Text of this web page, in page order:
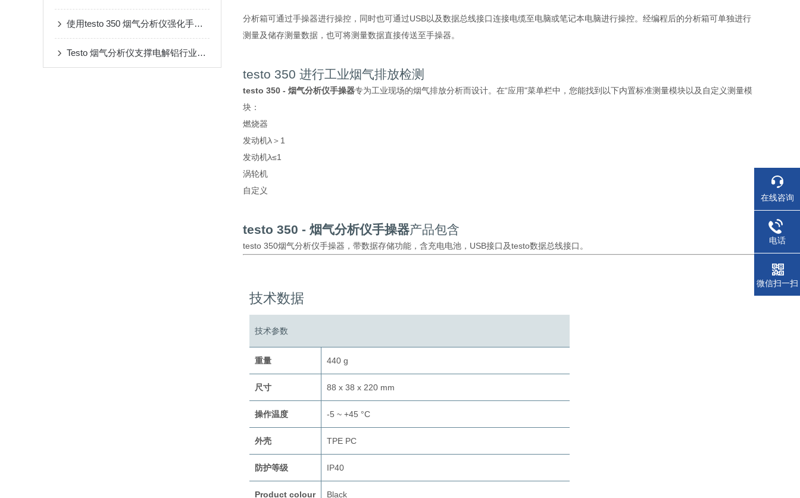
使用testo 350 烟气分析仪强化手工比对监测，保证数据真实性
Testo 烟气分析仪支撑电解铝行业减排量化、碳市场履约与工艺升级
分析箱可通过手操器进行操控，同时也可通过USB以及数据总线接口连接电缆至电脑或笔记本电脑进行操控。经编程后的分析箱可单独进行
测量及储存测量数据，也可将测量数据直接传送至手操器。
testo 350 进行工业烟气排放检测
testo 350 - 烟气分析仪手操器专为工业现场的烟气排放分析而设计。在“应用"菜单栏中，您能找到以下内置标准测量模块以及自定义测量模
块：
燃烧器
发动机λ＞1
发动机λ≤1
涡轮机
自定义
testo 350 - 烟气分析仪手操器产品包含
testo 350烟气分析仪手操器，带数据存储功能，含充电电池，USB接口及testo数据总线接口。
技术数据
技术参数
重量 440 g
尺寸 88 x 38 x 220 mm
操作温度 -5 ~ +45 °C
外壳 TPE PC
防护等级 IP40
Product colour Black
在线咨询
电话
微信扫一扫